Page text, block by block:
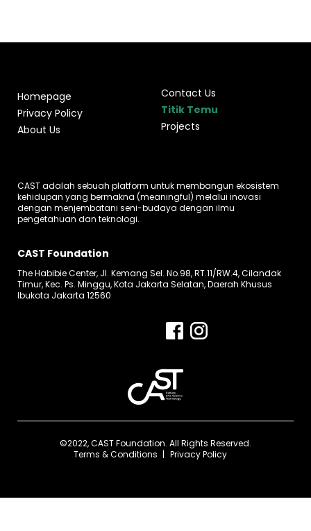
Homepage
Privacy Policy
About Us
Contact Us
Titik Temu
Projects
CAST adalah sebuah platform untuk membangun ekosistem
kehidupan yang bermakna (meaningful) melalui inovasi
dengan menjembatani seni-budaya dengan ilmu
pengetahuan dan teknologi.
CAST Foundation
The Habibie Center, Jl. Kemang Sel. No.98, RT.11/RW.4, Cilandak
Timur, Kec. Ps. Minggu, Kota Jakarta Selatan, Daerah Khusus
Ibukota Jakarta 12560
©2022, CAST Foundation. All Rights Reserved.
Terms & Conditions
Privacy Policy